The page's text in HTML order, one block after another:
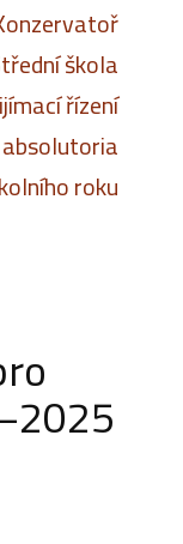
škola
řízení
roku